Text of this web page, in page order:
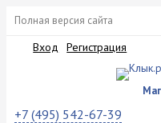
Полная версия сайта
Вход Регистрация
+7 (495) 542-67-39